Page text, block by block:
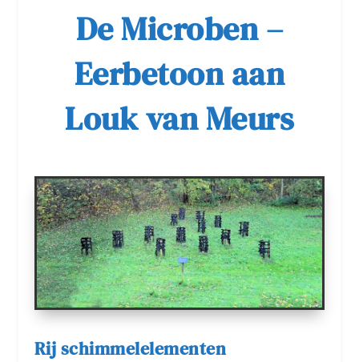
De Microben –
Eerbetoon aan
Louk van Meurs
Rij schimmelelementen